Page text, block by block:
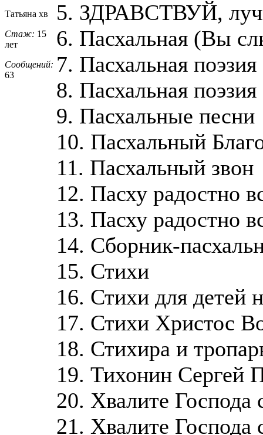
Татьяна хв
Стаж: 15
лет
Сообщений:
63
5. ЗДРАВСТВУЙ,
6. Пасхальная (Вы
7. Пасхальная поэзия
8. Пасхальная поэзия
9. Пасхальные песни
10. Пасхальный
11. Пасхальный звон
12. Пасху радостно
13. Пасху радостно
14. Сборник-
15. Стихи
16. Стихи для детей
17. Стихи Христос
18. Стихира и
19. Тихонин Сергей
20. Хвалите Господа
21. Хвалите Господа